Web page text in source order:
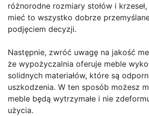
różnorodne rozmiary stołów i
mieć to wszystko dobrze
podjęciem decyzji.
Następnie, zwróć uwagę na jakość
że wypożyczalnia oferuje meble
solidnych materiałów, które są
uszkodzenia. W ten sposób możesz
meble będą wytrzymałe i nie
użycia.